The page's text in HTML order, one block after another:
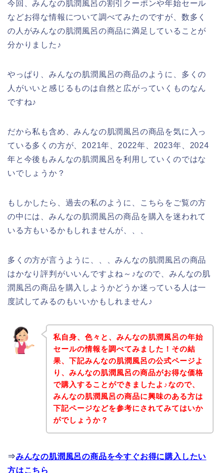
今回、みんなの肌潤風呂の割引クーポンや年始セール
などお得な情報について調べてみたのですが、数多く
の人がみんなの肌潤風呂の商品に満足していることが
分かりました♪
やっぱり、みんなの肌潤風呂の商品のように、多くの
人がいいと感じるものは自然と広がっていくものなん
ですね♪
だから私も含め、みんなの肌潤風呂の商品を気に入っ
ている多くの方が、2021年、2022年、2023年、2024
年と今後もみんなの肌潤風呂を利用していくのではな
いでしょうか？
もしかしたら、過去の私のように、こちらをご覧の方
の中には、みんなの肌潤風呂の商品を購入を迷われて
いる方もいるかもしれませんが、、、
多くの方が言うように、、、みんなの肌潤風呂の商品
はかなり評判がいいんですよね～♪なので、みんなの肌
潤風呂の商品を購入しようかどうか迷っている人は一
度試してみるのもいいかもしれません♪
私自身、色々と、みんなの肌潤風呂の年始
セールの情報を調べてみました！その結
果、下記みんなの肌潤風呂の公式ページよ
り、みんなの肌潤風呂の商品がお得な価格
で購入することができましたよ♪なので、
みんなの肌潤風呂の商品に興味のある方は
下記ページなどを参考にされてみてはいか
がでしょうか？
⇒みんなの肌潤風呂の商品を今すぐお得に購入したい
方はこちら